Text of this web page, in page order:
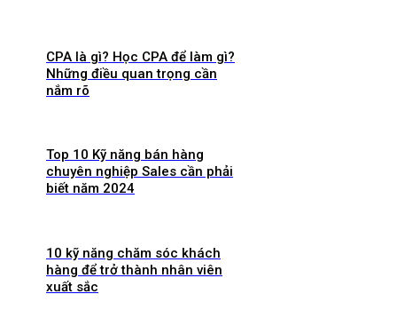
CPA là gì? Học CPA để làm gì?
Những điều quan trọng cần
nắm rõ
Top 10 Kỹ năng bán hàng
chuyên nghiệp Sales cần phải
biết năm 2024
10 kỹ năng chăm sóc khách
hàng để trở thành nhân viên
xuất sắc